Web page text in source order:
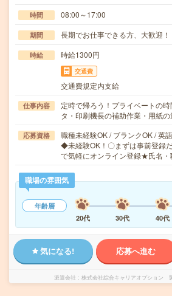
時間 08:00～17:00
期間 長期でお仕事できる方、大歓迎！
時給 時給1300円
交通費
交通費規定内支給
仕事内容
定時で帰ろう！プライベートの
タ・印刷機長の補助作業・用紙
応募資格
職種未経験OK / ブランクOK / 英
◆未経験OK！〇まずは事前登録
で気軽にオンライン登録★氏名
職場の雰囲気
年齢層
20代
30代 40代
気になる! 応募へ進む
派遣会社 株式会社綜合キャリアオプション